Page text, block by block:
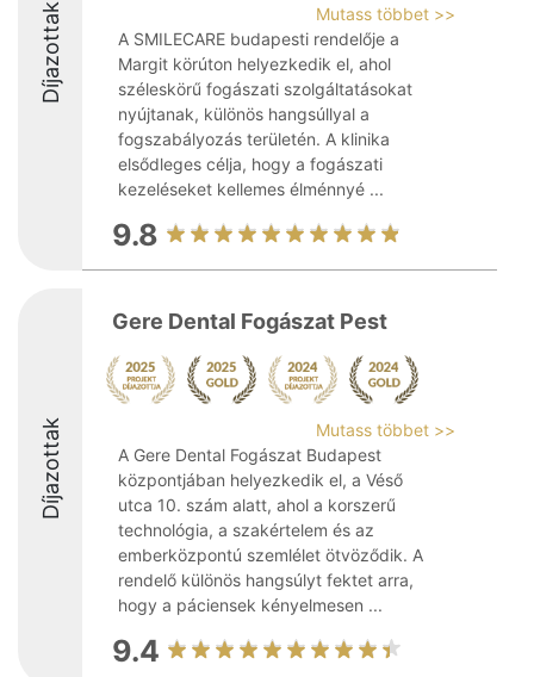
Díjazottak
Mutass többet >>
A SMILECARE budapesti rendelője a
Margit körúton helyezkedik el, ahol
széleskörű fogászati szolgáltatásokat
nyújtanak, különös hangsúllyal a
fogszabályozás területén. A klinika
elsődleges célja, hogy a fogászati
kezeléseket kellemes élménnyé ...
9.8
Díjazottak
Gere Dental Fogászat Pest
Mutass többet >>
A Gere Dental Fogászat Budapest
központjában helyezkedik el, a Véső
utca 10. szám alatt, ahol a korszerű
technológia, a szakértelem és az
emberközpontú szemlélet ötvöződik. A
rendelő különös hangsúlyt fektet arra,
hogy a páciensek kényelmesen ...
9.4